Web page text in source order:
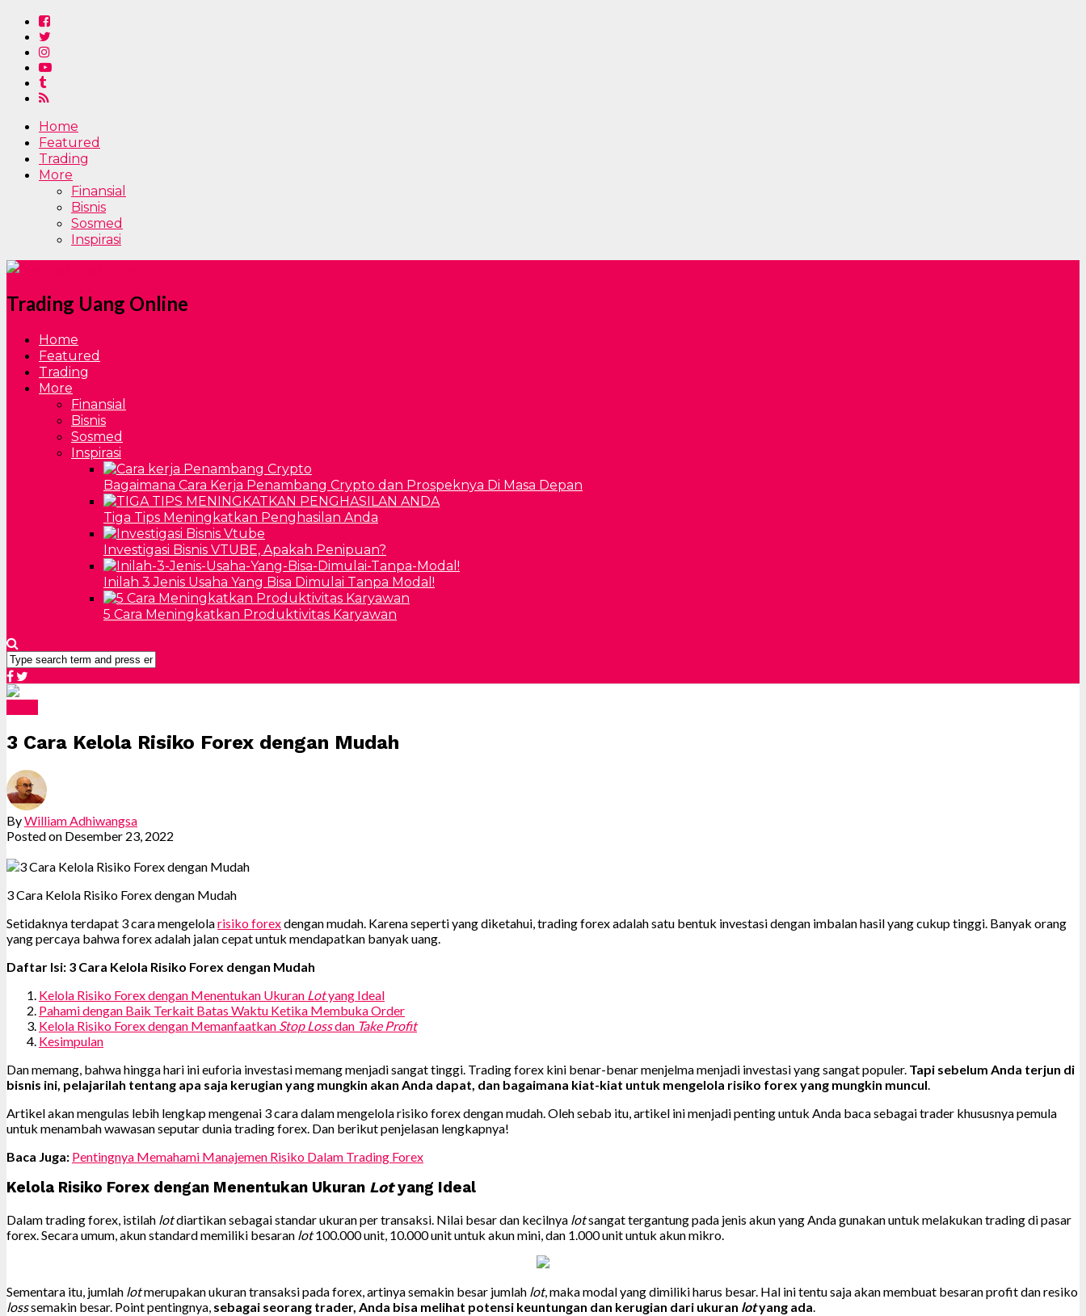
Home
Featured
Trading
More
Finansial
Bisnis
Sosmed
Inspirasi
Trading Uang Online
Home
Featured
Trading
More
Finansial
Bisnis
Sosmed
Inspirasi
Bagaimana Cara Kerja Penambang Crypto dan Prospeknya Di Masa Depan
Tiga Tips Meningkatkan Penghasilan Anda
Investigasi Bisnis VTUBE, Apakah Penipuan?
Inilah 3 Jenis Usaha Yang Bisa Dimulai Tanpa Modal!
5 Cara Meningkatkan Produktivitas Karyawan
3 Cara Kelola Risiko Forex dengan Mudah
ByWilliam Adhiwangsa
Posted on Desember 23, 2022
3 Cara Kelola Risiko Forex dengan Mudah
Setidaknya terdapat 3 cara mengelolarisiko forexdengan mudah. Karena seperti yang diketahui, trading forex adalah satu bentuk investasi dengan imbalan hasil yang cukup tinggi. Banyak orang
yang percaya bahwa forex adalah jalan cepat untuk mendapatkan banyak uang.
Daftar Isi: 3 Cara Kelola Risiko Forex dengan Mudah
Kelola Risiko Forex dengan Menentukan Ukuran Lotyang Ideal
Pahami dengan Baik Terkait Batas Waktu Ketika Membuka Order
Kelola Risiko Forex dengan Memanfaatkan Stop Lossdan Take Profit
Kesimpulan
Dan memang, bahwa hingga hari ini euforia investasi memang menjadi sangat tinggi. Trading forex kini benar-benar menjelma menjadi investasi yang sangat populer. Tapi sebelum Anda terjun di
bisnis ini, pelajarilah tentang apa saja kerugian yang mungkin akan Anda dapat, dan bagaimana kiat-kiat untuk mengelola risiko forex yang mungkin muncul
Artikel akan mengulas lebih lengkap mengenai 3 cara dalam mengelola risiko forex dengan mudah. Oleh sebab itu, artikel ini menjadi penting untuk Anda baca sebagai trader khususnya pemula
untuk menambah wawasan seputar dunia trading forex. Dan berikut penjelasan lengkapnya!
Baca Juga: Pentingnya Memahami Manajemen Risiko Dalam Trading Forex
Kelola Risiko Forex dengan Menentukan Ukuran Lotyang Ideal
Dalam trading forex, istilah lotdiartikan sebagai standar ukuran per transaksi. Nilai besar dan kecilnya lotsangat tergantung pada jenis akun yang Anda gunakan untuk melakukan trading di pasar
forex. Secara umum, akun standard memiliki besaran lot100.000 unit, 10.000 unit untuk akun mini, dan 1.000 unit untuk akun mikro.
Sementara itu, jumlah lotmerupakan ukuran transaksi pada forex, artinya semakin besar jumlah lot, maka modal yang dimiliki harus besar. Hal ini tentu saja akan membuat besaran profit dan resiko
losssemakin besar. Point pentingnya, sebagai seorang trader, Anda bisa melihat potensi keuntungan dan kerugian dari ukuran lotyang ada.